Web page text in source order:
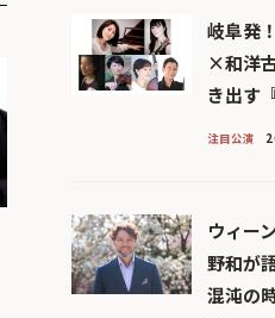
岐阜発
×和洋
き出す
注目公演
ウィー
野和が
混沌の